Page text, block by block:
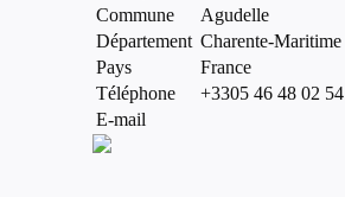
Commune
Agudelle
Département Charente-Maritime
Pays
France
Téléphone
+3305 46 48 02 54
E-mail